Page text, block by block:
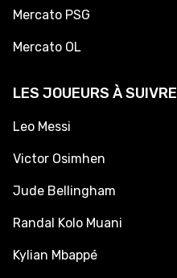
Mercato PSG
Mercato OL
LES JOUEURS À SUIVRE
Leo Messi
Victor Osimhen
Jude Bellingham
Randal Kolo Muani
Kylian Mbappé